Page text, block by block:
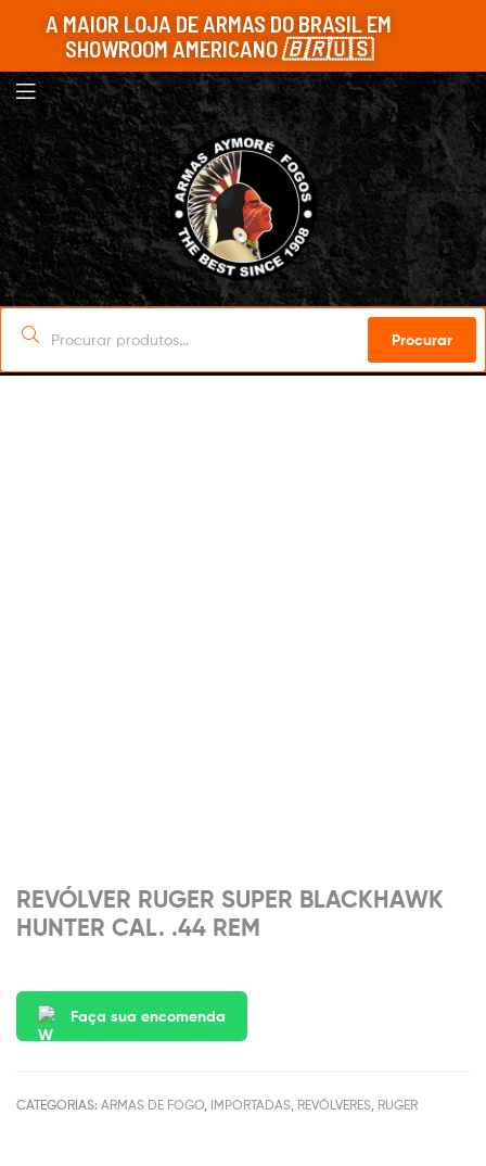
A MAIOR LOJA DE ARMAS DO BRASIL EM
SHOWROOM AMERICANO🇧🇷🇺🇸
Procurar
REVÓLVER RUGER SUPER BLACKHAWK
HUNTER CAL. .44 REM
Faça sua encomenda
CATEGORIAS: ARMAS DE FOGO IMPORTADAS REVÓLVERES RUGER